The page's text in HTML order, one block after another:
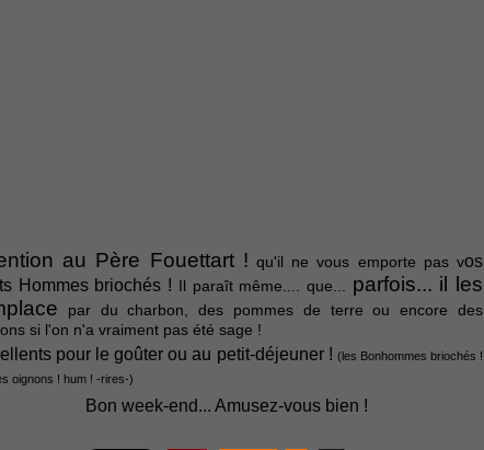
au Père Fouettart ! qu'il ne vous emporte pas vos
Hommes briochés ! Il paraît même.... que... parfois... il les
par du charbon, des pommes de terre ou encore des
si l'on n'a vraiment pas été sage !
pour le goûter ou au petit-déjeuner ! (les Bonhommes briochés !
oignons ! hum ! -rires-)
Bon week-end... Amusez-vous bien !